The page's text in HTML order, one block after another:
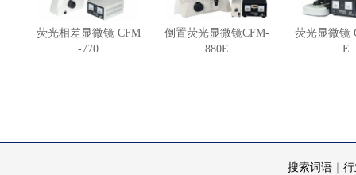
荧光相差显微镜 CFM
-770
倒置荧光显微镜CFM-
880E
荧光显微镜
E
搜索词语